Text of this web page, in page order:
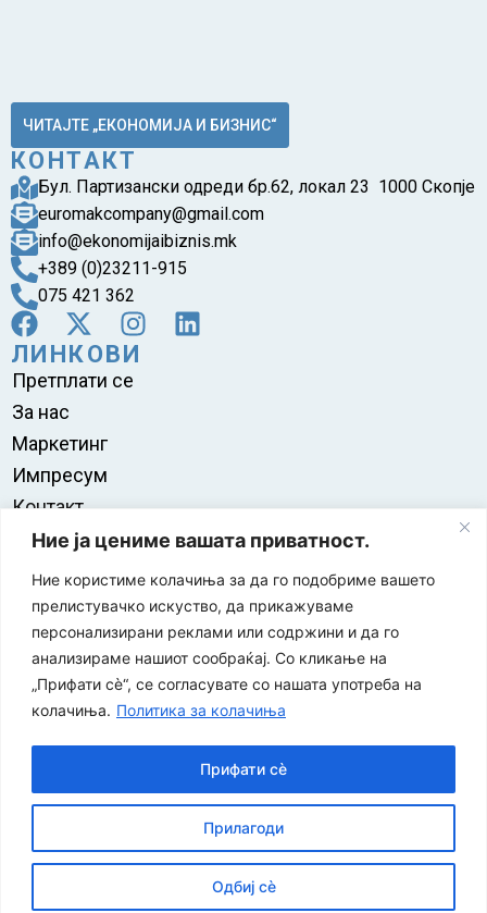
Ние ја цениме вашата приватност.
Ние користиме колачиња за да го подобриме вашето
прелистувачко искуство, да прикажуваме
персонализирани реклами или содржини и да го
анализираме нашиот сообраќај. Со кликање на
„Прифати сè“, се согласувате со нашата употреба на
колачиња. Политика за колачиња
Прилагоди
Одбиј сè
Прифати сè
ЧИТАЈТЕ „ЕКОНОМИЈА И БИЗНИС“
КОНТАКТ
Бул. Партизански одреди бр.62, локал 23 1000 Скопје
euromakcompany@gmail.com
info@ekonomijaibiznis.mk
+389 (0)23211-915
075 421 362
ЛИНКОВИ
Претплати се
За нас
Маркетинг
Импресум
Контакт
Правила на користење
за заштита на печатени медиуми
Економија и Бизнис
| Developed by:Unet
Политика за приватност
Политика за колачиња